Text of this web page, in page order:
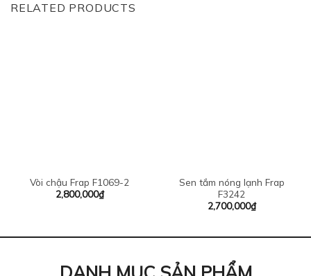
RELATED PRODUCTS
Vòi chậu Frap F1069-2
2,800,000₫
Sen tắm nóng lạnh Frap
F3242
2,700,000₫